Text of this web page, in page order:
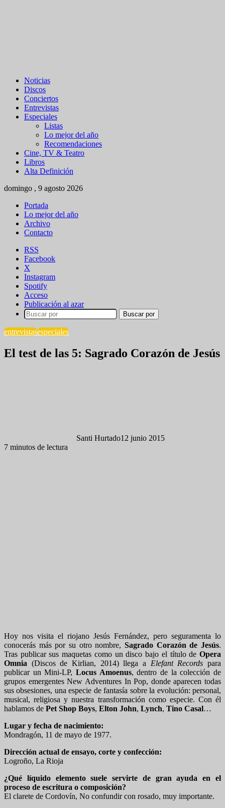
Noticias
Discos
Conciertos
Entrevistas
Especiales
Listas
Lo mejor del año
Recomendaciones
Cine, TV & Teatro
Libros
Alta Definición
domingo , 9 agosto 2026
Portada
Lo mejor del año
Archivo
Contacto
RSS
Facebook
X
Instagram
Spotify
Acceso
Publicación al azar
Buscar por
entrevistasespeciales
El test de las 5: Sagrado Corazón de Jesús
Santi Hurtado12 junio 2015
7 minutos de lectura
Hoy nos visita el riojano Jesús Fernández, pero seguramenta lo
conocerás más por su otro nombre, Sagrado Corazón de Jesús.
Tras publicar sus maquetas como un disco bajo el título de Opera
Omnia (Discos de Kirlian, 2014) llega a Elefant Records para
publicar un Mini-LP, Locus Amoenus, dentro de la colección de
grupos emergentes New Adventures In Pop, donde aparecen todas
sus obsesiones, una especie de fantasía sobre la evolución: personal,
musical, religiosa y nuestra transformación como especie. Con él
hablamos de Pet Shop Boys, Elton John, Lynch, Tino Casal…
Lugar y fecha de nacimiento:
Mondragón, 11 de mayo de 1977.
Dirección actual de ensayo, corte y confección:
Logroño, La Rioja
¿Qué líquido elemento suele servirte de gran ayuda en el
proceso de escritura o composición?
El clarete de Cordovín, No confundir con rosado, muy importante.